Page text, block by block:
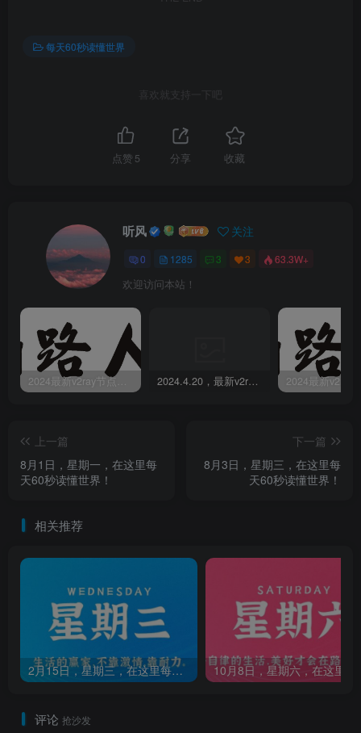
每天60秒读懂世界
喜欢就支持一下吧
点赞 5 分享 收藏
听风 关注
0 1285 3 3 63.3W+
欢迎访问本站！
2024最新v2ray节点免费分享-05.08附ss/vmess节点订阅 2024.4.20，最新v2ray节点免费分享-附ss/vmess节点订阅
上一篇
8月1日，星期一，在这里每
天60秒读懂世界！
下一篇
8月3日，星期三，在这里每
天60秒读懂世界！
相关推荐
2月15日，星期三，在这里每天60秒读懂世界！
评论 抢沙发